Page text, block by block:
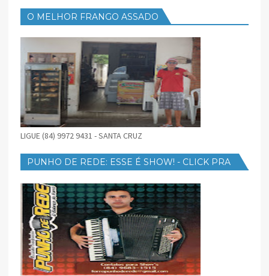
O MELHOR FRANGO ASSADO
LIGUE (84) 9972 9431 - SANTA CRUZ
PUNHO DE REDE: ESSE É SHOW! - CLICK PRA